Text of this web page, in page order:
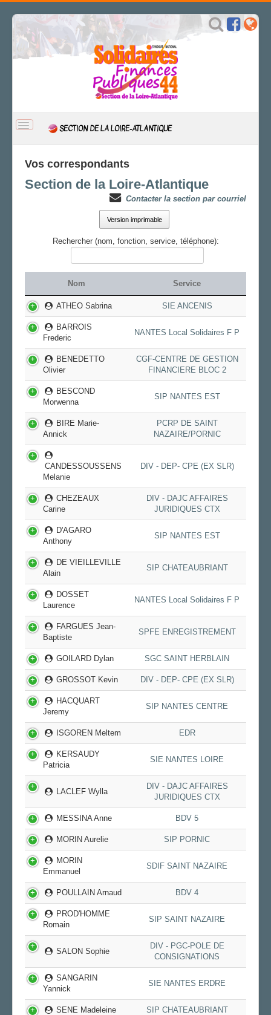
BASCULER
NAVIGATION
SECTION DE LA LOIRE-ATLANTIQUE
Expression
FS SSCT
Action sociale
LA SECTION
Vos élus
LE PAVÉ DANS LA LOIRE
AGENDA
ADHÉRER
Vos correspondants
Section de la Loire-Atlantique
Contacter la section par courriel
Version imprimable
Rechercher (nom, fonction, service, téléphone):
Nom Service
ATHEO Sabrina SIE ANCENIS
BARROIS
Frederic
NANTES Local Solidaires F P
BENEDETTO
Olivier
CGF-CENTRE DE GESTION
FINANCIERE BLOC 2
BESCOND
Morwenna
SIP NANTES EST
BIRE Marie-
Annick
PCRP DE SAINT
NAZAIRE/PORNIC
CANDESSOUSSENS
Melanie
DIV - DEP- CPE (EX SLR)
CHEZEAUX
Carine
DIV - DAJC AFFAIRES
JURIDIQUES CTX
D'AGARO
Anthony
SIP NANTES EST
DE VIEILLEVILLE
Alain
SIP CHATEAUBRIANT
DOSSET
Laurence
NANTES Local Solidaires F P
FARGUES Jean-
Baptiste
SPFE ENREGISTREMENT
GOILARD Dylan SGC SAINT HERBLAIN
GROSSOT Kevin DIV - DEP- CPE (EX SLR)
HACQUART
Jeremy
SIP NANTES CENTRE
ISGOREN Meltem EDR
KERSAUDY
Patricia
SIE NANTES LOIRE
LACLEF Wylla
DIV - DAJC AFFAIRES
JURIDIQUES CTX
MESSINA Anne BDV 5
MORIN Aurelie SIP PORNIC
MORIN
Emmanuel
SDIF SAINT NAZAIRE
POULLAIN Arnaud BDV 4
PROD'HOMME
Romain
SIP SAINT NAZAIRE
SALON Sophie
DIV - PGC-POLE DE
CONSIGNATIONS
SANGARIN
Yannick
SIE NANTES ERDRE
SENE Madeleine SIP CHATEAUBRIANT